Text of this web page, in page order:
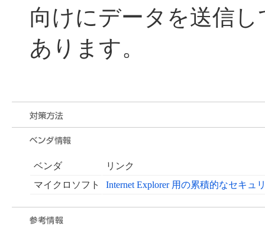
向けにデータを送信
あります。
ベンダ
リンク
マイクロソフト
Internet Explorer 用の累積的なセキュ